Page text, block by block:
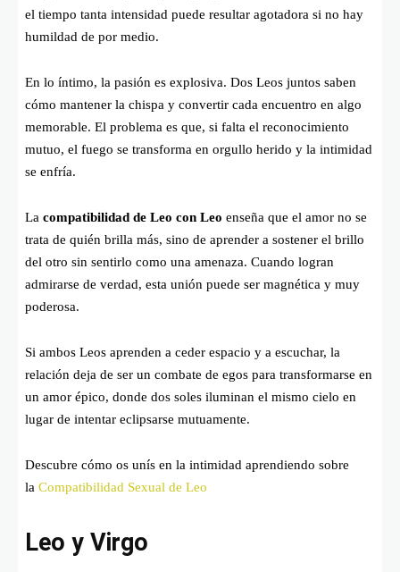
el tiempo tanta intensidad puede resultar agotadora si no hay
humildad de por medio.
En lo íntimo, la pasión es explosiva. Dos Leos juntos saben
cómo mantener la chispa y convertir cada encuentro en algo
memorable. El problema es que, si falta el reconocimiento
mutuo, el fuego se transforma en orgullo herido y la intimidad
se enfría.
La compatibilidad de Leo con Leo enseña que el amor no se
trata de quién brilla más, sino de aprender a sostener el brillo
del otro sin sentirlo como una amenaza. Cuando logran
admirarse de verdad, esta unión puede ser magnética y muy
poderosa.
Si ambos Leos aprenden a ceder espacio y a escuchar, la
relación deja de ser un combate de egos para transformarse en
un amor épico, donde dos soles iluminan el mismo cielo en
lugar de intentar eclipsarse mutuamente.
Descubre cómo os unís en la intimidad aprendiendo sobre
la Compatibilidad Sexual de Leo
Leo y Virgo